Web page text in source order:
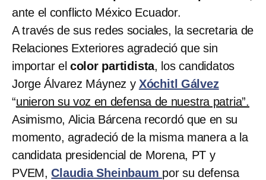
ante el conflicto México Ecuador.
A través de sus redes sociales, la secretaria de
Relaciones Exteriores agradeció que sin
importar el color partidista, los candidatos
Jorge Álvarez Máynez y Xóchitl Gálvez
“unieron su voz en defensa de nuestra patria”.
Asimismo, Alicia Bárcena recordó que en su
momento, agradeció de la misma manera a la
candidata presidencial de Morena, PT y
PVEM,Claudia Sheinbaum por su defensa